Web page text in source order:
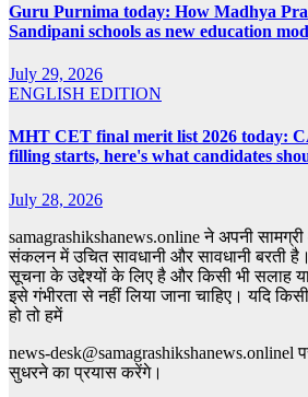
Guru Purnima today: How Madhya
Sandipani schools as new education
July 29, 2026
ENGLISH EDITION
MHT CET final merit list 2026 today:
filling starts, here's what candidates
July 28, 2026
samagrashikshanews.online ने अपनी
संकलन में उचित सावधानी और सावधानी बरती
सूचना के उद्देश्यों के लिए है और किसी भी सलाह
इसे गंभीरता से नहीं लिया जाना चाहिए। यदि
हो तो हमें
news-
सुधरने का प्रयास करेंगे।